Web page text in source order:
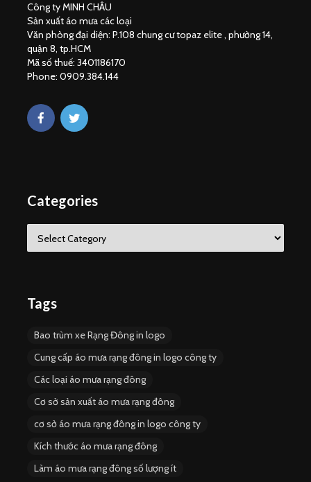
Công ty MINH CHÂU
Sản xuất áo mưa các loại
Văn phòng đại diện: P.108 chung cư topaz elite , phường 14,
quận 8, tp.HCM
Mã số thuế: 3401186170
Phone: 0909.384.144
Categories
o
Tags
Bao trùm xe Rạng Đông in logo
Cung cấp áo mưa rạng đông in logo công ty
Các loại áo mưa rạng đông
Cơ sở sản xuất áo mưa rạng đông
cơ sở áo mưa rạng đông in logo công ty
Kích thước áo mưa rạng đông
Làm áo mưa rạng đông số lượng ít